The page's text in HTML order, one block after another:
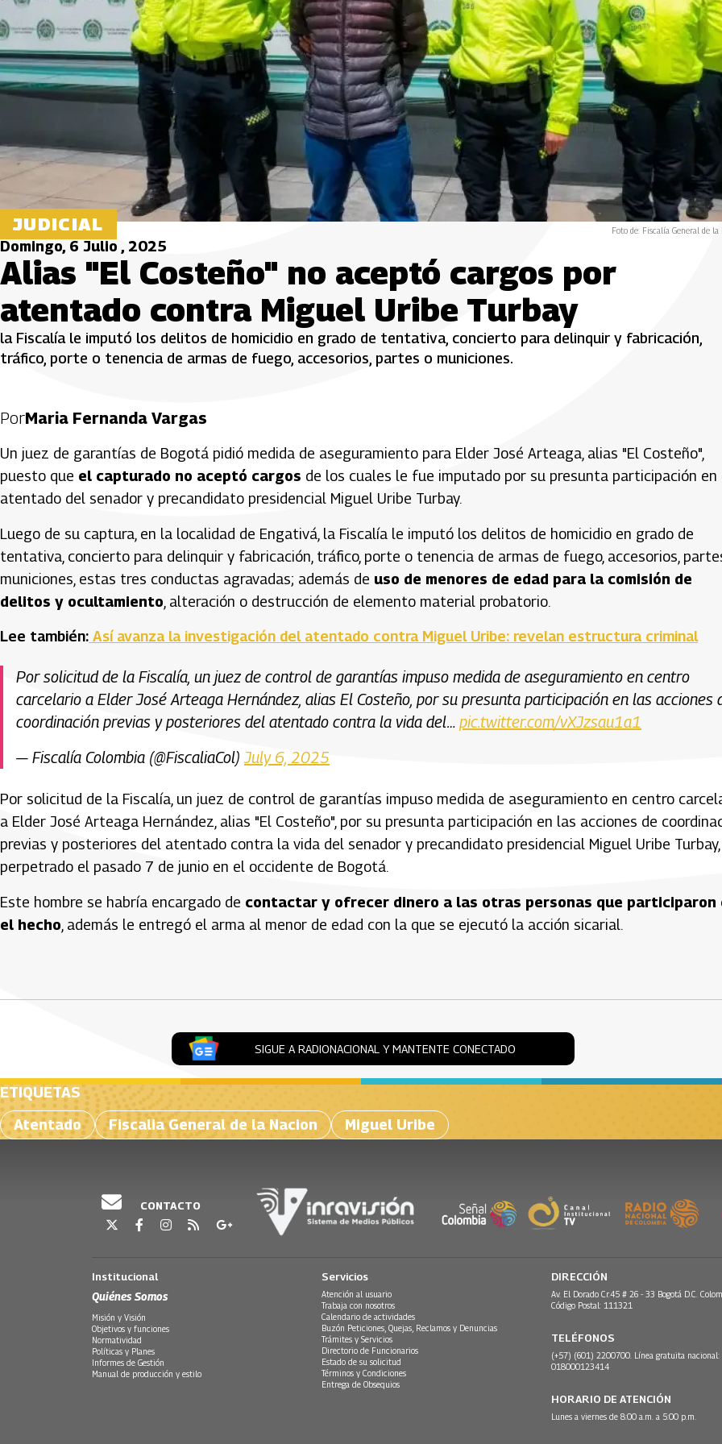
JUDICIAL Foto de: Fiscalía General de la
Domingo, 6 Julio , 2025
Alias "El Costeño" no aceptó cargos por
atentado contra Miguel Uribe Turbay
la Fiscalía le imputó los delitos de homicidio en grado de tentativa, concierto para delinquir y fabricación,
tráfico, porte o tenencia de armas de fuego, accesorios, partes o municiones.
PorMaria Fernanda Vargas
Un juez de garantías de Bogotá pidió medida de aseguramiento para Elder José Arteaga, alias "El Costeño",
puesto que el capturado no aceptó cargos de los cuales le fue imputado por su presunta participación en
atentado del senador y precandidato presidencial Miguel Uribe Turbay.
Luego de su captura, en la localidad de Engativá, la Fiscalía le imputó los delitos de homicidio en grado de
tentativa, concierto para delinquir y fabricación, tráfico, porte o tenencia de armas de fuego, accesorios,
municiones, estas tres conductas agravadas; además de uso de menores de edad para la comisión de
delitos y ocultamiento , alteración o destrucción de elemento material probatorio.
Lee también: Así avanza la investigación del atentado contra Miguel Uribe: revelan estructura criminal
Por solicitud de la Fiscalía, un juez de control de garantías impuso medida de aseguramiento en centro
carcelario a Elder José Arteaga Hernández, alias El Costeño, por su presunta participación en las acciones
coordinación previas y posteriores del atentado contra la vida del… pic.twitter.com/vXJzsau1a1
— Fiscalía Colombia (@FiscaliaCol)July 6, 2025
Por solicitud de la Fiscalía, un juez de control de garantías impuso medida de aseguramiento en centro
a Elder José Arteaga Hernández, alias "El Costeño", por su presunta participación en las acciones de
previas y posteriores del atentado contra la vida del senador y precandidato presidencial Miguel Uribe Turbay,
perpetrado el pasado 7 de junio en el occidente de Bogotá.
Este hombre se habría encargado de contactar y ofrecer dinero a las otras personas que participaron
el hecho , además le entregó el arma al menor de edad con la que se ejecutó la acción sicarial.
SIGUE A RADIONACIONAL Y MANTENTE CONECTADO
ETIQUETAS
Atentado
Fiscalia General de la Nacion Miguel Uribe
CONTACTO
Institucional
Quiénes Somos
Misión y Visión
Objetivos y funciones
Normatividad
Políticas y Planes
Informes de Gestión
Manual de producción y estilo
Servicios
Atención al usuario
Trabaja con nosotros
Calendario de actividades
Buzón Peticiones, Quejas, Reclamos y Denuncias
Trámites y Servicios
Directorio de Funcionarios
Estado de su solicitud
Términos y Condiciones
Entrega de Obsequios
DIRECCIÓN
Av. El Dorado Cr.45 # 26 - 33 Bogotá D.C.
Código Postal: 111321
TELÉFONOS
(+57) (601) 2200700. Línea gratuita nacional:
018000123414
HORARIO DE ATENCIÓN
Lunes a viernes de 8:00 a.m. a 5:00 p.m.